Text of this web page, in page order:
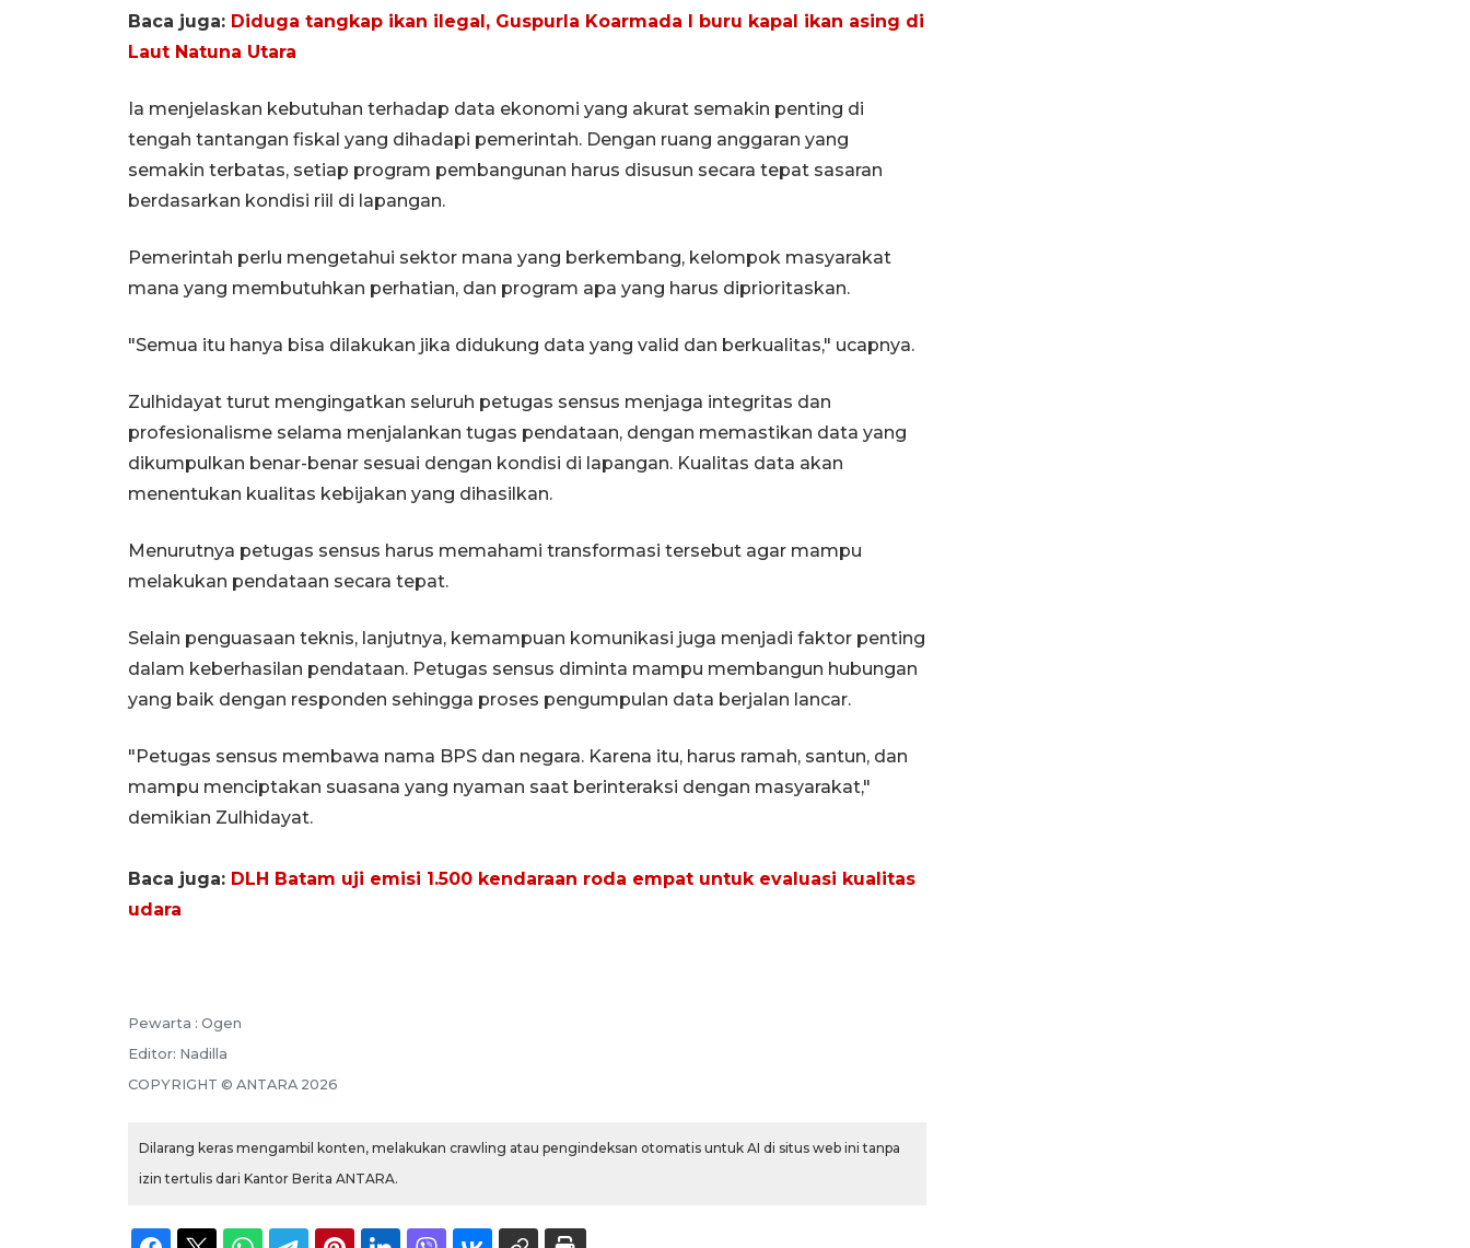
Baca juga: Diduga tangkap ikan ilegal, Guspurla Koarmada I buru kapal ikan asing di
Laut Natuna Utara
Ia menjelaskan kebutuhan terhadap data ekonomi yang akurat semakin penting di
tengah tantangan fiskal yang dihadapi pemerintah. Dengan ruang anggaran yang
semakin terbatas, setiap program pembangunan harus disusun secara tepat sasaran
berdasarkan kondisi riil di lapangan.
Pemerintah perlu mengetahui sektor mana yang berkembang, kelompok masyarakat
mana yang membutuhkan perhatian, dan program apa yang harus diprioritaskan.
"Semua itu hanya bisa dilakukan jika didukung data yang valid dan berkualitas," ucapnya.
Zulhidayat turut mengingatkan seluruh petugas sensus menjaga integritas dan
profesionalisme selama menjalankan tugas pendataan, dengan memastikan data yang
dikumpulkan benar-benar sesuai dengan kondisi di lapangan. Kualitas data akan
menentukan kualitas kebijakan yang dihasilkan.
Menurutnya petugas sensus harus memahami transformasi tersebut agar mampu
melakukan pendataan secara tepat.
Selain penguasaan teknis, lanjutnya, kemampuan komunikasi juga menjadi faktor penting
dalam keberhasilan pendataan. Petugas sensus diminta mampu membangun hubungan
yang baik dengan responden sehingga proses pengumpulan data berjalan lancar.
"Petugas sensus membawa nama BPS dan negara. Karena itu, harus ramah, santun, dan
mampu menciptakan suasana yang nyaman saat berinteraksi dengan masyarakat,"
demikian Zulhidayat.
Baca juga: DLH Batam uji emisi 1.500 kendaraan roda empat untuk evaluasi kualitas
udara
Pewarta : Ogen
Editor: Nadilla
COPYRIGHT © ANTARA 2026
Dilarang keras mengambil konten, melakukan crawling atau pengindeksan otomatis untuk AI di situs web ini tanpa
izin tertulis dari Kantor Berita ANTARA.